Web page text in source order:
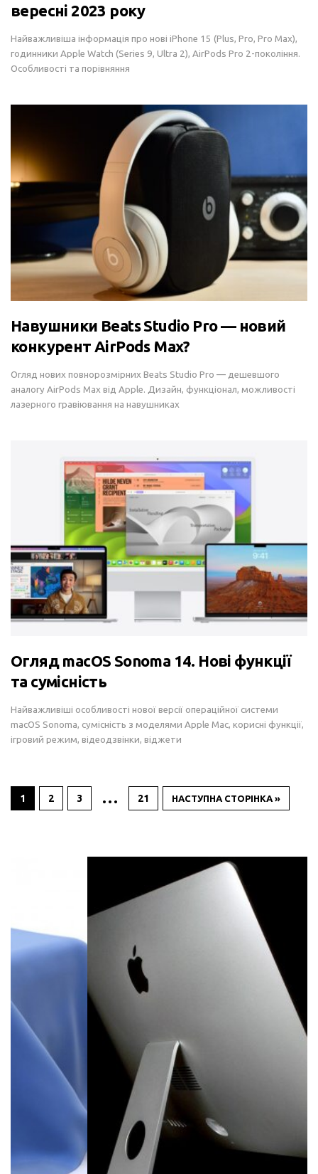
вересні 2023 року
Найважливіша інформація про нові iPhone 15 (Plus, Pro, Pro Max),
годинники Apple Watch (Series 9, Ultra 2), AirPods Pro 2-покоління.
Особливості та порівняння
Навушники Beats Studio Pro — новий
конкурент AirPods Max?
Огляд нових повнорозмірних Beats Studio Pro — дешевшого
аналогу AirPods Max від Apple. Дизайн, функціонал, можливості
лазерного гравіювання на навушниках
Огляд macOS Sonoma 14. Нові функції
та сумісність
Найважливіші особливості нової версії операційної системи
macOS Sonoma, сумісність з моделями Apple Mac, корисні функції,
ігровий режим, відеодзвінки, віджети
1 2 3 … 21 НАСТУПНА СТОРІНКА »